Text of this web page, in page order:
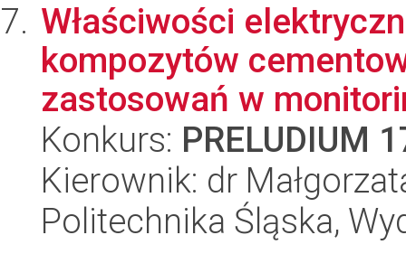
Właściwości
kompozytów
zastosowań w
Konkurs: PRELUDIUM
Kierownik: dr
Politechnika Śląska,